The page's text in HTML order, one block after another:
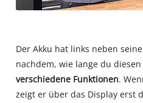
Der Akku hat links neben
nachdem, wie lange du
verschiedene Funktionen.
zeigt er über das Display erst